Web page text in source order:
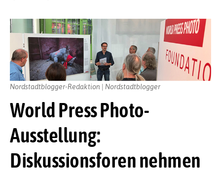
World Press Photo-
Ausstellung:
Diskussionsforen nehmen
Nordstadtblogger-Redaktion | Nordstadtblogger